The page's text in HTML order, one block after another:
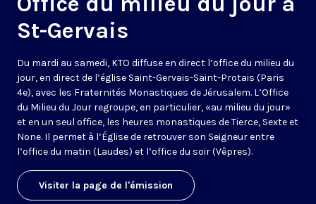
St-Gervais
Du mardi au samedi, KTO diffuse en direct l’office du milieu du
jour, en direct de l’église Saint-Gervais-Saint-Protais (Paris
4e), avec les Fraternités Monastiques de Jérusalem. L’Office
du Milieu du Jour regroupe, en particulier, «au milieu du jour»
et en un seul office, les heures monastiques de Tierce, Sexte et
None. Il permet à l’Église de retrouver son Seigneur entre
l’office du matin (Laudes) et l’office du soir (Vêpres).
Visiter la page de l'émission